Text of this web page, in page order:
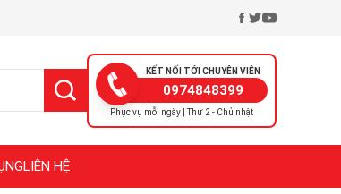
KẾT NỐI TỚI CHUYÊN VIÊN
0974848399
Phục vụ mỗi ngày | Thứ 2 - Chủ nhật
LIÊN HỆ